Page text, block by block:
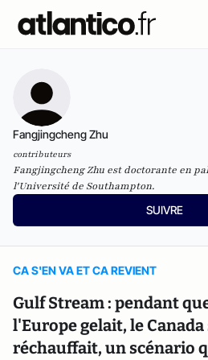
Fangjingcheng Zhu
contributeurs
Fangjingcheng Zhu est doctorante en
l'Université de Southampton.
SUIVRE
CA S'EN VA ET CA REVIENT
Gulf Stream : pendant
l'Europe gelait, le Canada
réchauffait, un scénario